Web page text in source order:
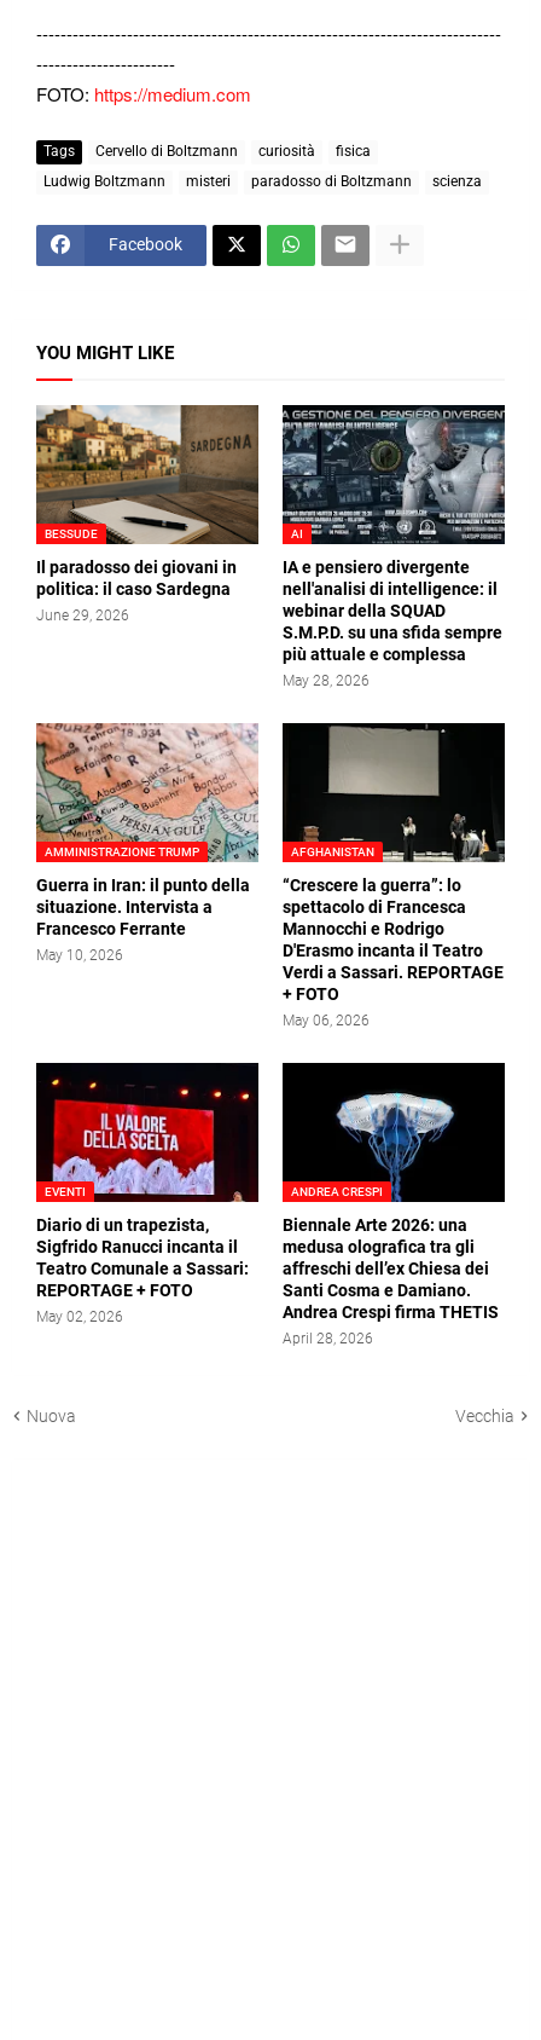
-----------------------------------------------------------------------------
-----------------------
FOTO: https://medium.com
Tags Cervello di Boltzmann curiosità
fisica
Ludwig Boltzmann
misteri paradosso di Boltzmann scienza
Facebook
YOU MIGHT LIKE
BESSUDE
Il paradosso dei giovani in
politica: il caso Sardegna
June 29, 2026
AI
IA e pensiero divergente
nell'analisi di intelligence: il
webinar della SQUAD
S.M.P.D. su una sfida sempre
più attuale e complessa
May 28, 2026
AMMINISTRAZIONE TRUMP
Guerra in Iran: il punto della
situazione. Intervista a
Francesco Ferrante
May 10, 2026
AFGHANISTAN
“Crescere la guerra”: lo
spettacolo di Francesca
Mannocchi e Rodrigo
D'Erasmo incanta il Teatro
Verdi a Sassari. REPORTAGE
+ FOTO
May 06, 2026
EVENTI
Diario di un trapezista,
Sigfrido Ranucci incanta il
Teatro Comunale a Sassari:
REPORTAGE + FOTO
May 02, 2026
ANDREA CRESPI
Biennale Arte 2026: una
medusa olografica tra gli
affreschi dell’ex Chiesa dei
Santi Cosma e Damiano.
Andrea Crespi firma THETIS
April 28, 2026
Nuova Vecchia